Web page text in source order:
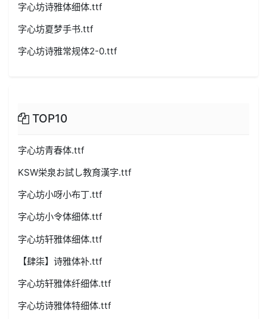
字心坊诗雅体细体.ttf
字心坊夏梦手书.ttf
字心坊诗雅常规体2-0.ttf
TOP10
字心坊青春体.ttf
KSW栄泉お試し教育漢字.ttf
字心坊小呀小布丁.ttf
字心坊小令体细体.ttf
字心坊轩雅体细体.ttf
【肆柒】诗雅体补.ttf
字心坊轩雅体纤细体.ttf
字心坊诗雅体特细体.ttf